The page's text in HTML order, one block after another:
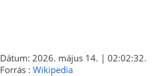
Dátum: 2026. május 14. | 02:02:32.
Forrás : Wikipedia